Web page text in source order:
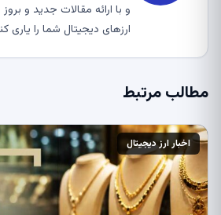
و با ارائه مقالات جدید و
ارزهای دیجیتال شما را یاری
مطالب مرتبط
اخبار ارز دیجیتال